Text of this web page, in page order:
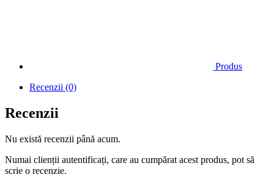
Produs
Recenzii (0)
Recenzii
Nu există recenzii până acum.
Numai clienții autentificați, care au cumpărat acest produs, pot să
scrie o recenzie.